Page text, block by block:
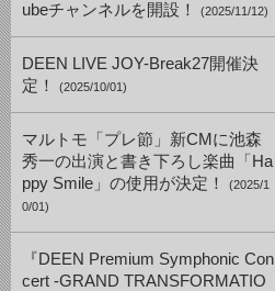
ubeチャンネルを開設！
(2025/11/12)
DEEN LIVE JOY-Break27開催決
定！
(2025/10/01)
マルトモ「プレ節」新CMに池森
秀一の出演と書き下ろし楽曲「Ha
ppy Smile」の使用が決定！
(2025/1
0/01)
『DEEN Premium Symphonic Con
cert -GRAND TRANSFORMATIO